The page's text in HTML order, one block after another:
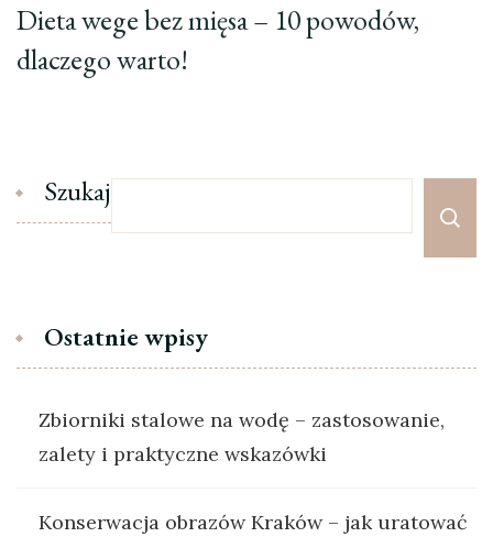
Dieta wege bez mięsa – 10 powodów,
dlaczego warto!
Szukaj
Ostatnie wpisy
Zbiorniki stalowe na wodę – zastosowanie,
zalety i praktyczne wskazówki
Konserwacja obrazów Kraków – jak uratować